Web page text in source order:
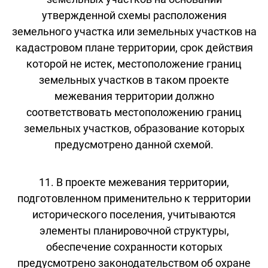
утвержденной схемы расположения
земельного участка или земельных участков на
кадастровом плане территории, срок действия
которой не истек, местоположение границ
земельных участков в таком проекте
межевания территории должно
соответствовать местоположению границ
земельных участков, образование которых
предусмотрено данной схемой.
11. В проекте межевания территории,
подготовленном применительно к территории
исторического поселения, учитываются
элементы планировочной структуры,
обеспечение сохранности которых
предусмотрено законодательством об охране